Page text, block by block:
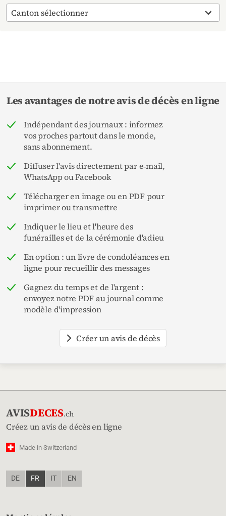
Les avantages de notre avis de décès en ligne
Indépendant des journaux : informez
vos proches partout dans le monde,
sans abonnement.
Diffuser l'avis directement par e‑mail,
WhatsApp ou Facebook
Télécharger en image ou en PDF pour
imprimer ou transmettre
Indiquer le lieu et l'heure des
funérailles et de la cérémonie d'adieu
En option : un livre de condoléances en
ligne pour recueillir des messages
Gagnez du temps et de l'argent :
envoyez notre PDF au journal comme
modèle d'impression
Créer un avis de décès
AVISDECES.ch
Créez un avis de décès en ligne
Made in Switzerland
DE FR IT EN